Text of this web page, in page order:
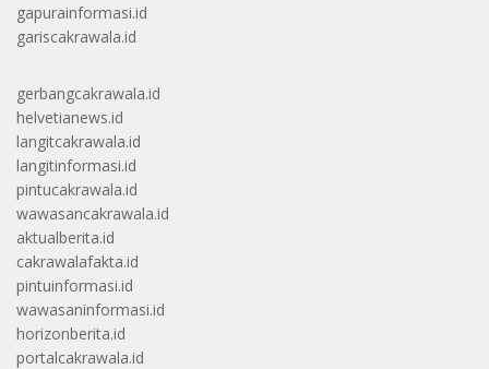
gapurainformasi.id
gariscakrawala.id
gerbangcakrawala.id
helvetianews.id
langitcakrawala.id
langitinformasi.id
pintucakrawala.id
wawasancakrawala.id
aktualberita.id
cakrawalafakta.id
pintuinformasi.id
wawasaninformasi.id
horizonberita.id
portalcakrawala.id